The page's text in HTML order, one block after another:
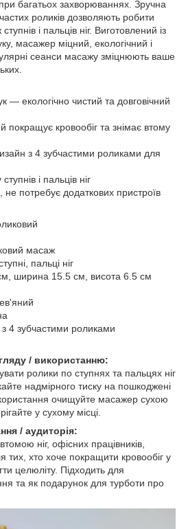
багатьох захворюваннях. Зручна
роликів дозволяють робити
і пальців ніг. Виготовлений із
масажер міцний, екологічний і
сеанси масажу зміцнюють ваше
— екологічно чистий та довговічний
покращує кровообіг та знімає втому
з 4 зубчастими роликами для
і пальців ніг
не потребує додаткових пристроїв
масаж
пальці ніг
ширина 15.5 см, висота 6.5 см
4 зубчастими роликами
/ використанню:
ролики по ступнях та пальцях ніг
надмірного тиску на пошкоджені
очищуйте масажер сухою
у сухому місці.
/ аудиторія:
ніг, офісних працівників,
тих, хто хоче покращити кровообіг у
целюліту. Підходить для
та як подарунок для турботи про